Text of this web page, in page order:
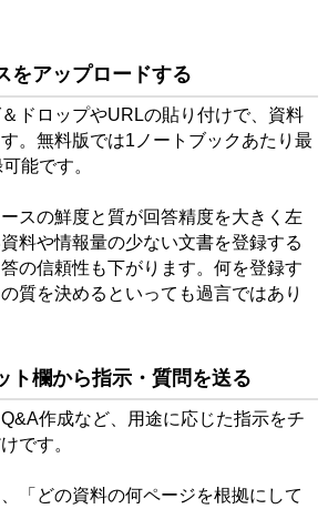
をアップロードする
ドロップやURLの貼り付けで、資料
。無料版では1ノートブックあたり最
能です。
スの鮮度と質が回答精度を大きく左
料や情報量の少ない文書を登録する
の信頼性も下がります。何を登録す
質を決めるといっても過言ではあり
ト欄から指示・質問を送る
作成など、用途に応じた指示をチ
です。
「どの資料の何ページを根拠にして